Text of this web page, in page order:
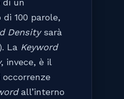
100 parole,
Densitysarà
La Keyword
, invece, è il
all’interno